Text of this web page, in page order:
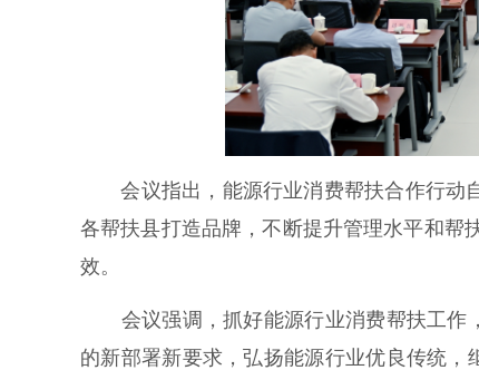
会议指出，能源行业消费帮扶合作行动
各帮扶县打造品牌，不断提升管理水平和帮
效。
会议强调，抓好能源行业消费帮扶工作
的新部署新要求，弘扬能源行业优良传统，